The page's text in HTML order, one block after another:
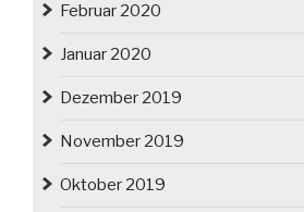
Februar 2020
Januar 2020
Dezember 2019
November 2019
Oktober 2019